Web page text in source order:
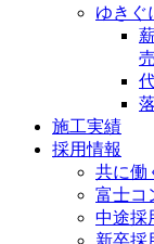
ゆきぐ
売
施工実績
採用情報
共に働
富士コ
中途採
新卒採